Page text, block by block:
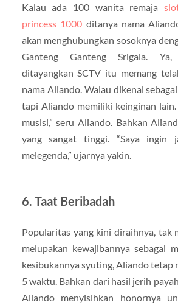
Kalau ada 100 wanita remaja
princess 1000 ditanya nama
akan menghubungkan sosoknya
Ganteng Ganteng Srigala.
ditayangkan SCTV itu memang
nama Aliando. Walau dikenal
tapi Aliando memiliki keinginan lain.
musisi,” seru Aliando. Bahkan
yang sangat tinggi. “Saya ingin
melegenda,” ujarnya yakin.
6. Taat Beribadah
Popularitas yang kini diraihnya, tak
melupakan kewajibannya sebagai
kesibukannya syuting, Aliando tetap
5 waktu. Bahkan dari hasil jerih
Aliando menyisihkan honornya